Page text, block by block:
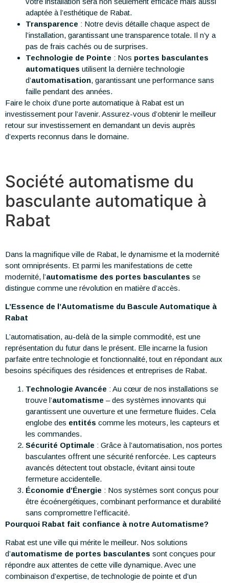
adaptée à l’esthétique de Rabat.
Transparence : Notre devis détaille chaque aspect de
l’installation, garantissant une transparence totale. Il n’y a
pas de frais cachés ou de surprises.
Technologie de Pointe : Nos portes basculantes
automatiques utilisent la dernière technologie
d’automatisation, garantissant une performance sans
faille pendant des années.
Faire le choix d’une porte automatique à Rabat est un
investissement pour l’avenir. Assurez-vous d’obtenir le meilleur
retour sur investissement en demandant un devis auprès
d’experts reconnus dans le domaine.
Société automatisme du
basculante automatique à
Rabat
Dans la magnifique ville de Rabat, le dynamisme et la modernité
sont omniprésents. Et parmi les manifestations de cette
modernité, l’automatisme des portes basculantes se
distingue comme une révolution en matière d’accès.
L’Essence de l’Automatisme du Bascule Automatique à
Rabat
L’automatisation, au-delà de la simple commodité, est une
représentation du futur dans le présent. Elle incarne la fusion
parfaite entre technologie et fonctionnalité, tout en répondant aux
besoins spécifiques des résidences et entreprises de Rabat.
Technologie Avancée : Au cœur de nos installations se
trouve l’automatisme – des systèmes innovants qui
garantissent une ouverture et une fermeture fluides. Cela
englobe des entités comme les moteurs, les capteurs et
les commandes.
Sécurité Optimale : Grâce à l’automatisation, nos portes
basculantes offrent une sécurité renforcée. Les capteurs
avancés détectent tout obstacle, évitant ainsi toute
fermeture accidentelle.
Économie d’Énergie : Nos systèmes sont conçus pour
être écoénergétiques, combinant performance et durabilité
sans compromettre l’efficacité.
Pourquoi Rabat fait confiance à notre Automatisme?
Rabat est une ville qui mérite le meilleur. Nos solutions
d’automatisme de portes basculantes sont conçues pour
répondre aux attentes de cette ville dynamique. Avec une
combinaison d’expertise, de technologie de pointe et d’un